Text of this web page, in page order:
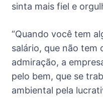
sinta mais fiel e
“Quando você tem
salário, que não tem
admiração, a
pelo bem, que se
ambiental pela